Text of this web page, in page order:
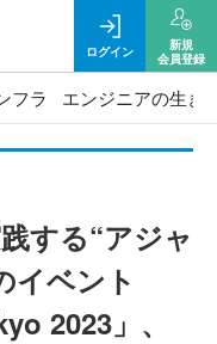
ログイン
新規
会員登録
フラ エンジニアの生き
する“アジャ
イベント
2023」、